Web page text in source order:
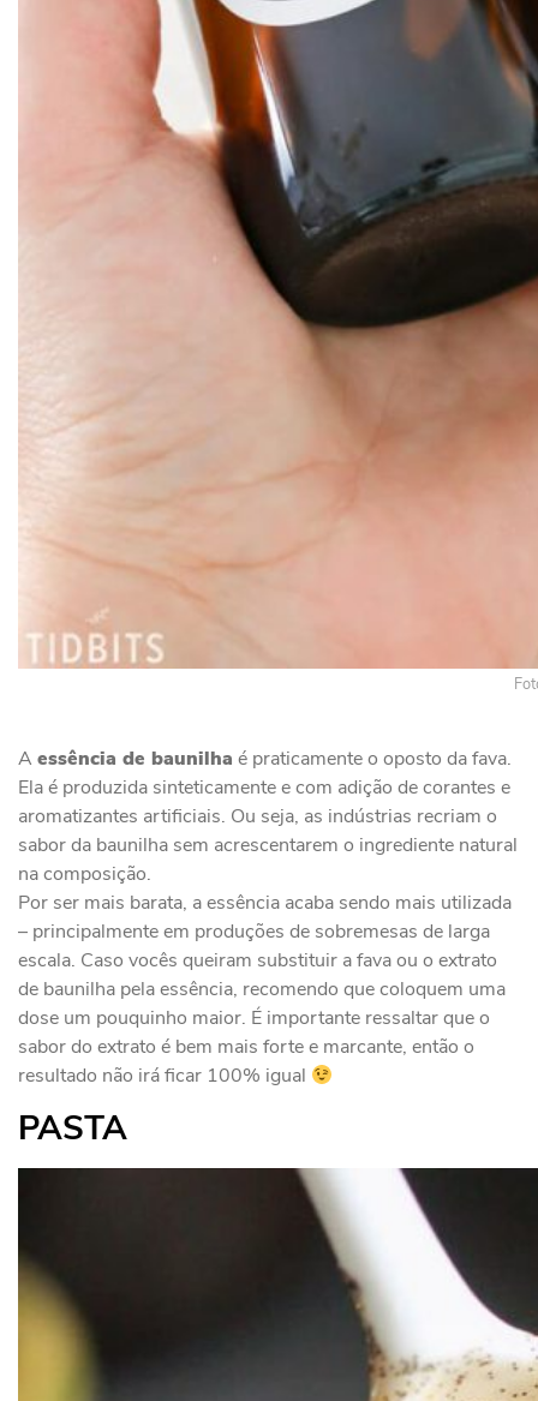
A essência de baunilha é praticamente o oposto da fava.
Ela é produzida sinteticamente e com adição de corantes e
aromatizantes artificiais. Ou seja, as indústrias recriam o
sabor da baunilha sem acrescentarem o ingrediente natural
na composição.
Por ser mais barata, a essência acaba sendo mais utilizada
– principalmente em produções de sobremesas de larga
escala. Caso vocês queiram substituir a fava ou o extrato
de baunilha pela essência, recomendo que coloquem uma
dose um pouquinho maior. É importante ressaltar que o
sabor do extrato é bem mais forte e marcante, então o
resultado não irá ficar 100% igual
PASTA